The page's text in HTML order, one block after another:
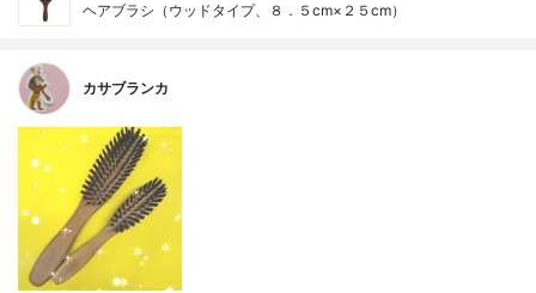
ヘアブラシ（ウッドタイプ、８．５cm×２５cm）
カサブランカ